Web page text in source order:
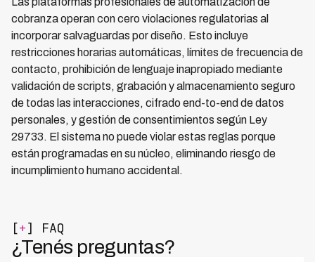
cobranza operan con cero violaciones regulatorias al
incorporar salvaguardas por diseño. Esto incluye
restricciones horarias automáticas, límites de frecuencia de
contacto, prohibición de lenguaje inapropiado mediante
validación de scripts, grabación y almacenamiento seguro
de todas las interacciones, cifrado end-to-end de datos
personales, y gestión de consentimientos según Ley
29733. El sistema no puede violar estas reglas porque
están programadas en su núcleo, eliminando riesgo de
incumplimiento humano accidental.
[+] FAQ
¿Tenés preguntas?